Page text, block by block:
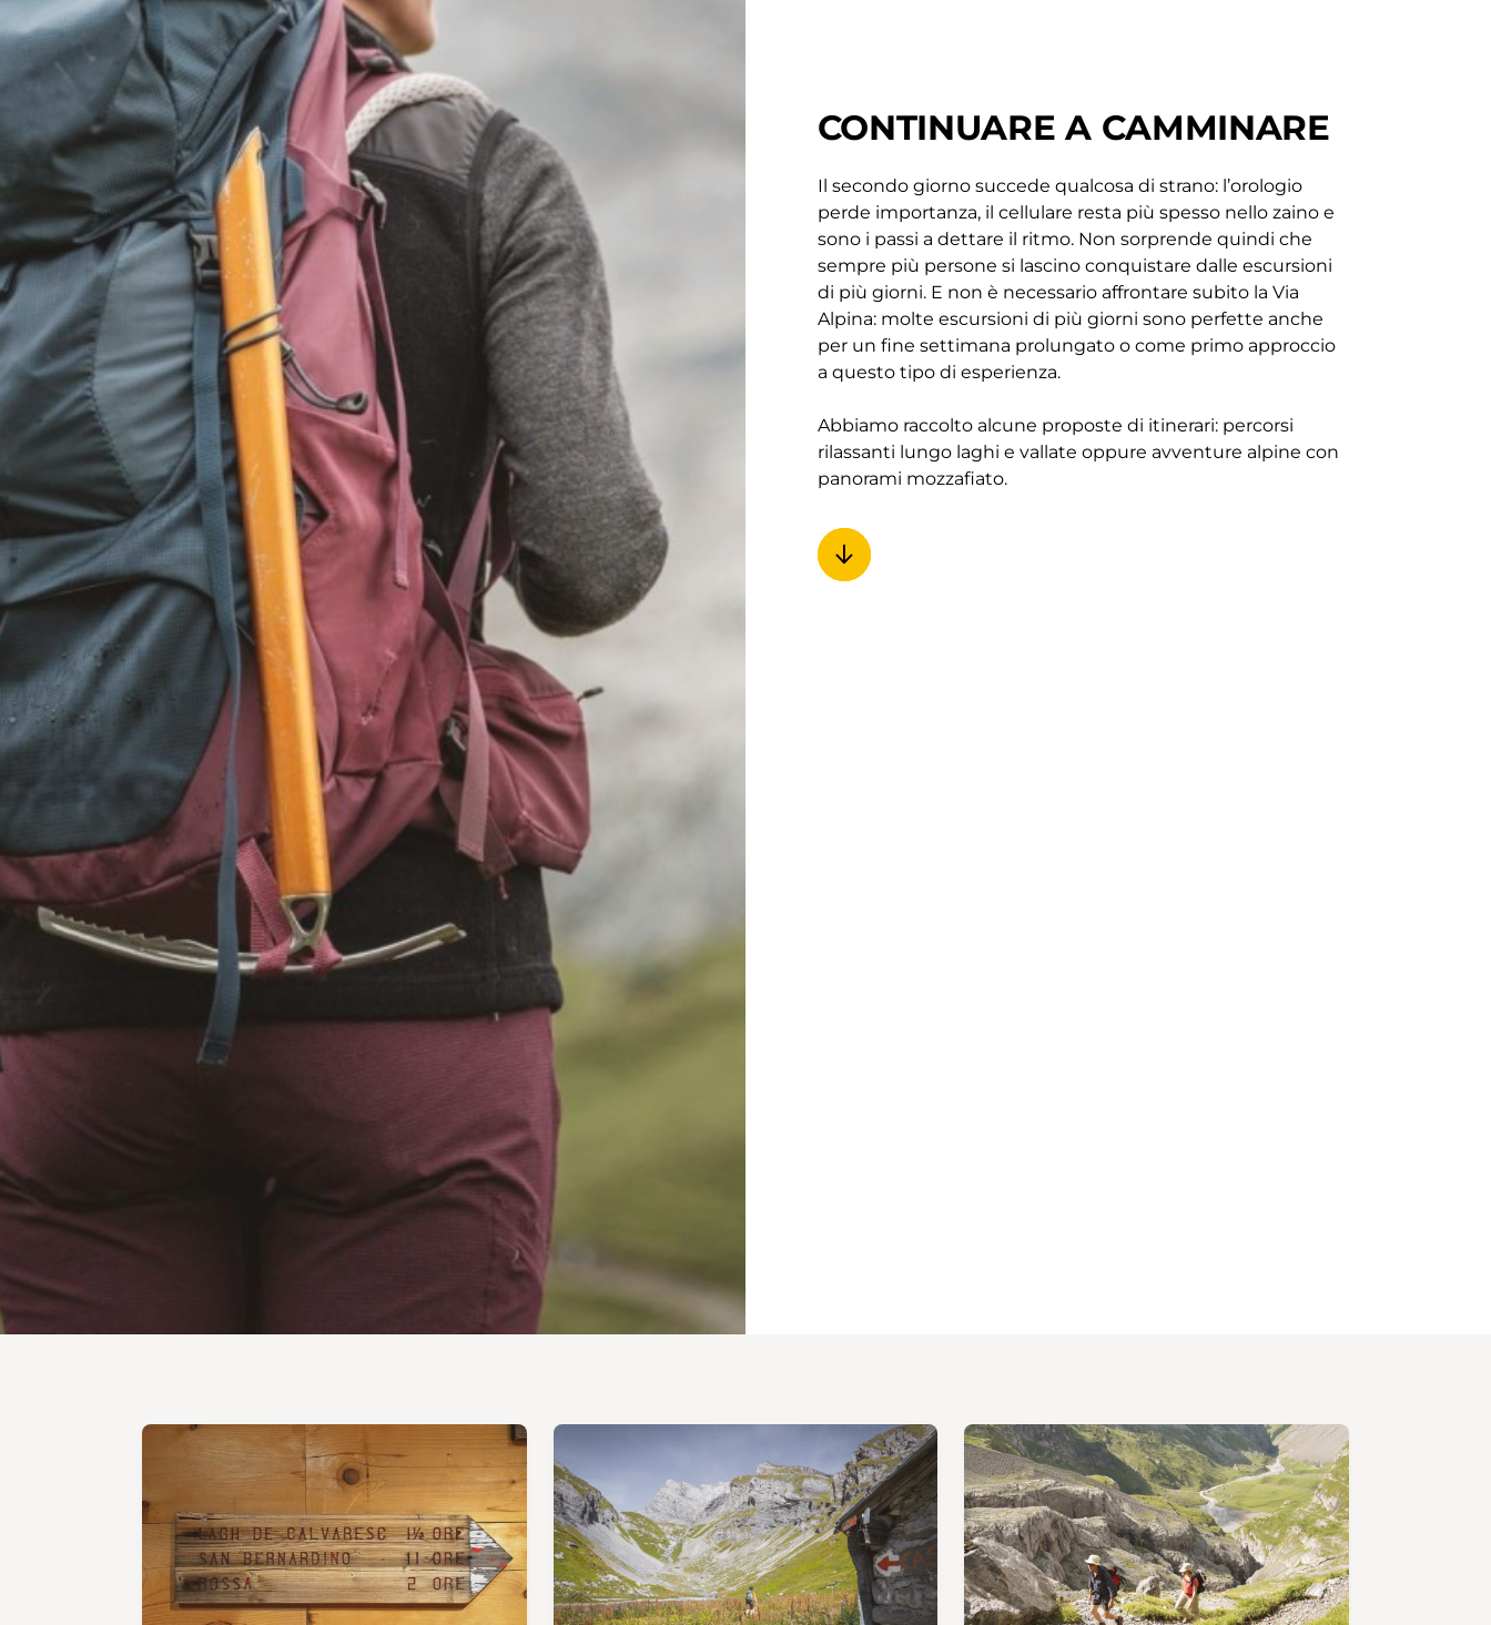
CONTINUARE A CAMMINARE
Il secondo giorno succede qualcosa di strano: l’orologio
perde importanza, il cellulare resta più spesso nello zaino e
sono i passi a dettare il ritmo. Non sorprende quindi che
sempre più persone si lascino conquistare dalle escursioni
di più giorni. E non è necessario affrontare subito la Via
Alpina: molte escursioni di più giorni sono perfette anche
per un fine settimana prolungato o come primo approccio
a questo tipo di esperienza.
Abbiamo raccolto alcune proposte di itinerari: percorsi
rilassanti lungo laghi e vallate oppure avventure alpine con
panorami mozzafiato.